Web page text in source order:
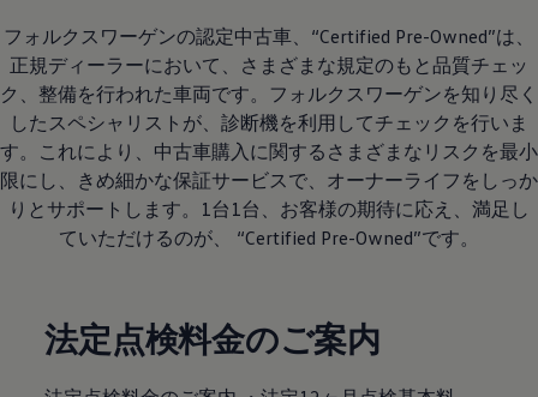
フォルクスワーゲンの認定中古車、“Certified Pre-Owned”は、
正規ディーラーにおいて、さまざまな規定のもと品質チェッ
ク、整備を行われた車両です。フォルクスワーゲンを知り尽く
したスペシャリストが、診断機を利用してチェックを行いま
す。これにより、中古車購入に関するさまざまなリスクを最小
限にし、きめ細かな保証サービスで、オーナーライフをしっか
りとサポートします。1台1台、お客様の期待に応え、満足し
ていただけるのが、 “Certified Pre-Owned”です。
法定点検料金のご案内